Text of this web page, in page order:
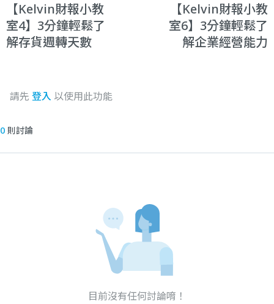
【Kelvin財報小教
室4】3分鐘輕鬆了
解存貨週轉天數
【Kelvin財報小教
室6】3分鐘輕鬆了
解企業經營能力
請先 登入 以使用此功能
0 則討論
目前沒有任何討論唷！